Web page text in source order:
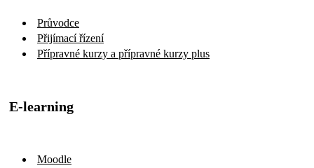
Průvodce
Přijímací řízení
Přípravné kurzy a přípravné kurzy plus
E-learning
Moodle